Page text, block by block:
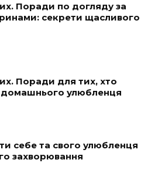
Поради по догляду за
секрети щасливого
Поради для тих, хто
домашнього улюбленця
себе та свого улюбленця
захворювання